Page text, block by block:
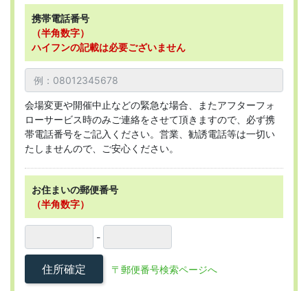
携帯電話番号
（半角数字）
ハイフンの記載は必要ございません
会場変更や開催中止などの緊急な場合、またアフターフォ
ローサービス時のみご連絡をさせて頂きますので、必ず携
帯電話番号をご記入ください。営業、勧誘電話等は一切い
たしませんので、ご安心ください。
お住まいの郵便番号
（半角数字）
-
住所確定 〒郵便番号検索ページへ